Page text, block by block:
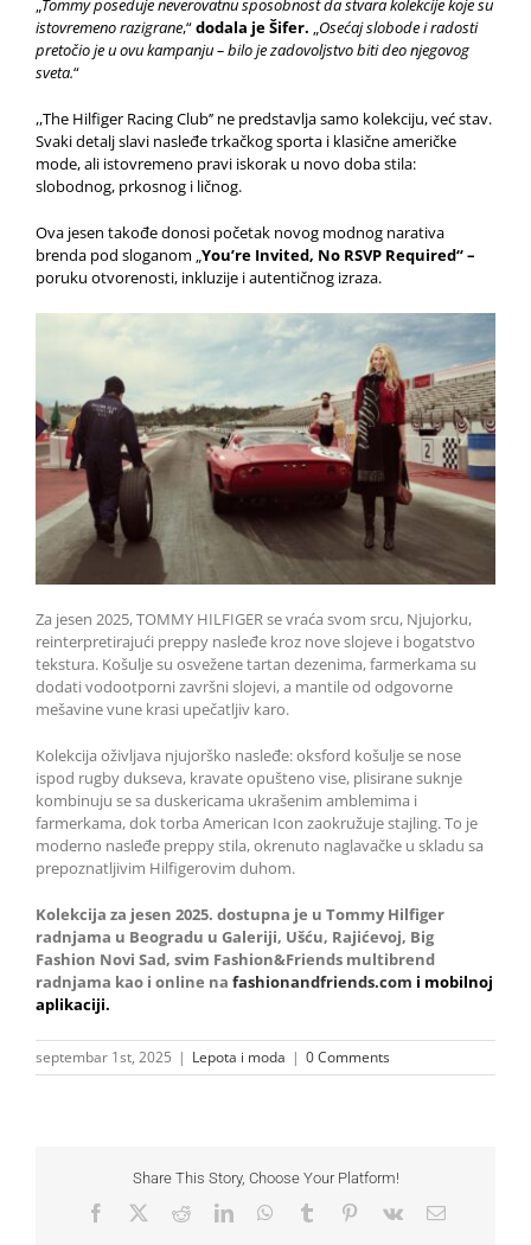
„Tommy poseduje neverovatnu sposobnost da stvara kolekcije koje su
istovremeno razigrane,“dodala je Šifer. „Osećaj slobode i radosti
pretočio je u ovu kampanju – bilo je zadovoljstvo biti deo njegovog
sveta.“
,,The Hilfiger Racing Club’’ ne predstavlja samo kolekciju, već stav.
Svaki detalj slavi nasleđe trkačkog sporta i klasične američke
mode, ali istovremeno pravi iskorak u novo doba stila:
slobodnog, prkosnog i ličnog.
Ova jesen takođe donosi početak novog modnog narativa
brenda pod sloganom „You’re Invited, No RSVP Required“ –
poruku otvorenosti, inkluzije i autentičnog izraza.
Za jesen 2025, TOMMY HILFIGER se vraća svom srcu, Njujorku,
reinterpretirajući preppy nasleđe kroz nove slojeve i bogatstvo
tekstura. Košulje su osvežene tartan dezenima, farmerkama su
dodati vodootporni završni slojevi, a mantile od odgovorne
mešavine vune krasi upečatljiv karo.
Kolekcija oživljava njujorško nasleđe: oksford košulje se nose
ispod rugby dukseva, kravate opušteno vise, plisirane suknje
kombinuju se sa duskericama ukrašenim amblemima i
farmerkama, dok torba American Icon zaokružuje stajling. To je
moderno nasleđe preppy stila, okrenuto naglavačke u skladu sa
prepoznatljivim Hilfigerovim duhom.
Kolekcija za jesen 2025. dostupna je u Tommy Hilfiger
radnjama u Beogradu u Galeriji, Ušću, Rajićevoj, Big
Fashion Novi Sad, svim Fashion&Friends multibrend
radnjama kao i online na fashionandfriends.com i mobilnoj
aplikaciji.
septembar 1st, 2025 | Lepota i moda | 0 Comments
Share This Story, Choose Your Platform!
Facebook RedditLinkedInWhatsApp
Tumblr Pinterest
Vk Email